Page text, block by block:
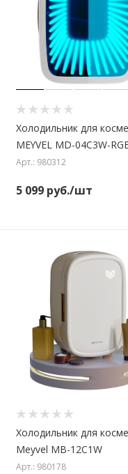
Холодильник для
MEYVEL MD-04C3W-
Арт.: 980312
5 099руб./шт
Холодильник для
Meyvel MB-12C1W
Арт.: 980178